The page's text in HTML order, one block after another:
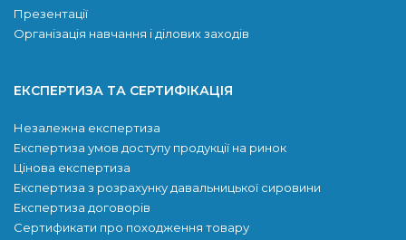
Презентації
Організація навчання і ділових заходів
ЕКСПЕРТИЗА ТА СЕРТИФІКАЦІЯ
Незалежна експертиза
Експертиза умов доступу продукції на ринок
Цінова експертиза
Експертиза з розрахунку давальницької сировини
Експертиза договорів
Сертификати про походження товару